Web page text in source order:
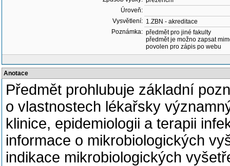
Úroveň:
Vysvětlení: 1.ZBN - akreditace
Poznámka: předmět pro jiné fakulty
předmět je možno zapsat
povolen pro zápis po webu
Anotace
Předmět prohlubuje základní
o vlastnostech lékařsky
klinice, epidemiologii a terapii
informace o mikrobiologických
indikace mikrobiologických